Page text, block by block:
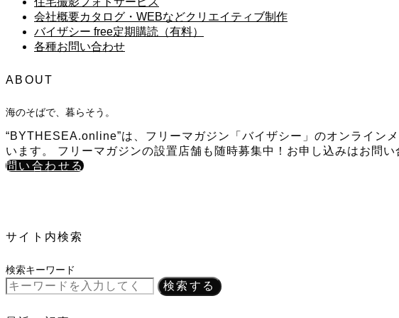
会社概要カタログ・WEBなどクリエイティブ制作
バイザシー free定期購読（有料）
各種お問い合わせ
ABOUT
海のそばで、暮らそう。
“BYTHESEA.online”は、フリーマガジン「バイザシー」のオンライン
います。 フリーマガジンの設置店舗も随時募集中！お申し込みはお問い
問い合わせる
サイト内検索
検索キーワード
検索する